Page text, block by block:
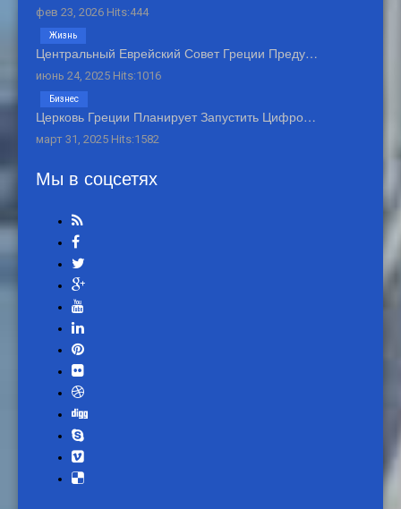
фев 23, 2026 Hits:444
Центральный Еврейский Совет Греции Преду…
июнь 24, 2025 Hits:1016
Жизнь
Церковь Греции Планирует Запустить Цифро…
март 31, 2025 Hits:1582
Бизнес
Мы в соцсетях